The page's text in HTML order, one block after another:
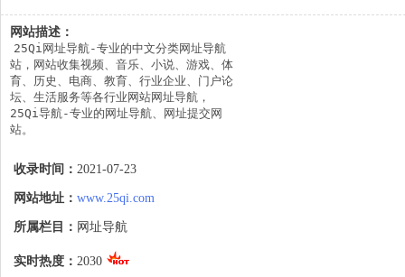
网站描述：
25Qi网址导航-专业的中文分类网址导航
站，网站收集视频、音乐、小说、游戏、体
育、历史、电商、教育、行业企业、门户论
坛、生活服务等各行业网站网址导航，
25Qi导航-专业的网址导航、网址提交网
站。
收录时间： 2021-07-23
网站地址： www.25qi.com
所属栏目： 网址导航
实时热度： 2030